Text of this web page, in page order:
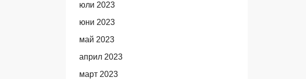
юли 2023
юни 2023
май 2023
април 2023
март 2023